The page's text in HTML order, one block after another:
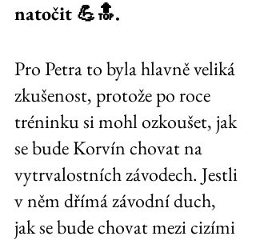
natočit 💪🔝.
Pro Petra to byla hlavně veliká
zkušenost, protože po roce
tréninku si mohl ozkoušet, jak
se bude Korvín chovat na
vytrvalostních závodech. Jestli
v něm dřímá závodní duch,
jak se bude chovat mezi cizími